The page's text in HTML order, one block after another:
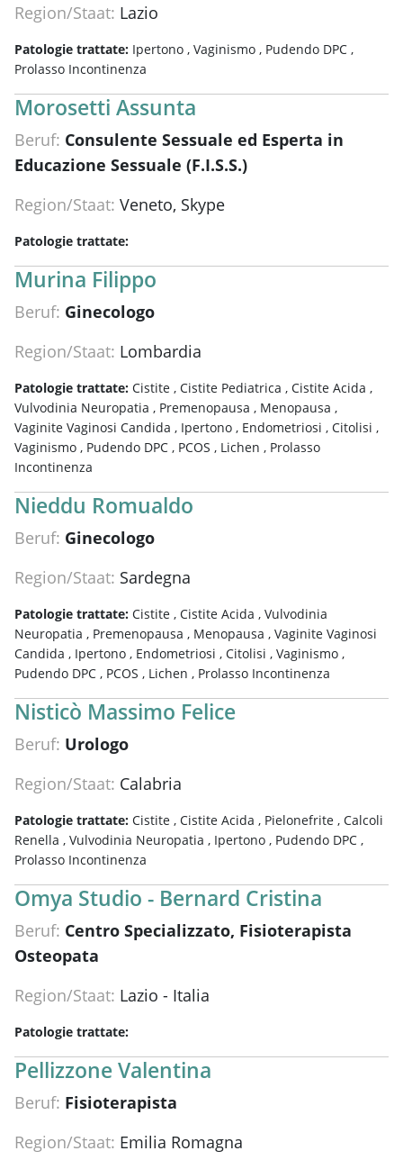
Region/Staat: Lazio
Patologie trattate: Ipertono , Vaginismo , Pudendo DPC ,
Prolasso Incontinenza
Morosetti Assunta
Beruf: Consulente Sessuale ed Esperta in
Educazione Sessuale (F.I.S.S.)
Region/Staat: Veneto, Skype
Patologie trattate:
Murina Filippo
Beruf: Ginecologo
Region/Staat: Lombardia
Patologie trattate: Cistite , Cistite Pediatrica , Cistite Acida ,
Vulvodinia Neuropatia , Premenopausa , Menopausa ,
Vaginite Vaginosi Candida , Ipertono , Endometriosi , Citolisi ,
Vaginismo , Pudendo DPC , PCOS , Lichen , Prolasso
Incontinenza
Nieddu Romualdo
Beruf: Ginecologo
Region/Staat: Sardegna
Patologie trattate: Cistite , Cistite Acida , Vulvodinia
Neuropatia , Premenopausa , Menopausa , Vaginite Vaginosi
Candida , Ipertono , Endometriosi , Citolisi , Vaginismo ,
Pudendo DPC , PCOS , Lichen , Prolasso Incontinenza
Nisticò Massimo Felice
Beruf: Urologo
Region/Staat: Calabria
Patologie trattate: Cistite , Cistite Acida , Pielonefrite , Calcoli
Renella , Vulvodinia Neuropatia , Ipertono , Pudendo DPC ,
Prolasso Incontinenza
Omya Studio - Bernard Cristina
Beruf: Centro Specializzato, Fisioterapista
Osteopata
Region/Staat: Lazio - Italia
Patologie trattate:
Pellizzone Valentina
Beruf: Fisioterapista
Region/Staat: Emilia Romagna